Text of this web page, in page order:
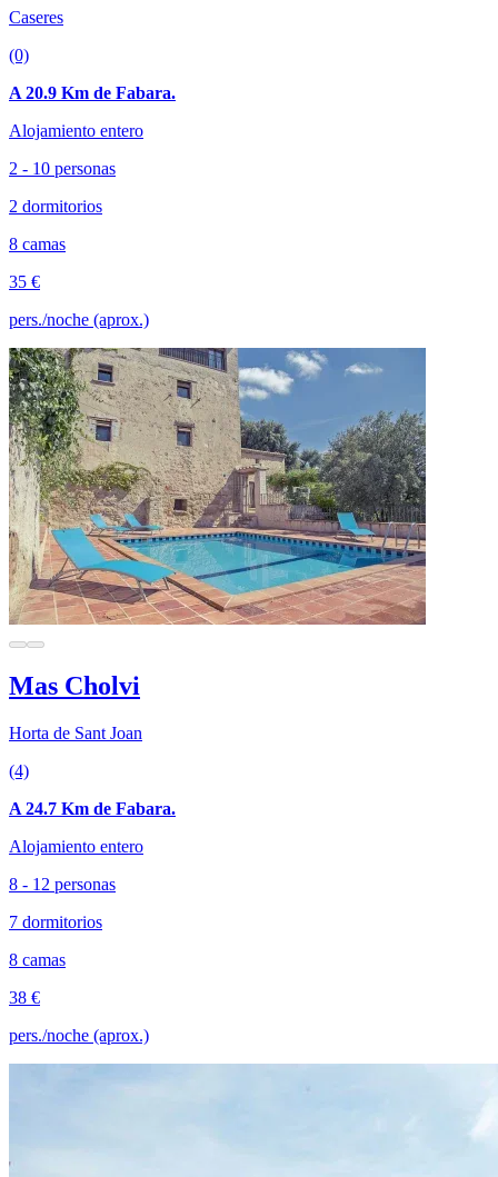
Caseres
(0)
A 20.9 Km de Fabara.
Alojamiento entero
2 - 10 personas
2 dormitorios
8 camas
35 €
pers./noche (aprox.)
Mas Cholvi
Horta de Sant Joan
(4)
A 24.7 Km de Fabara.
Alojamiento entero
8 - 12 personas
7 dormitorios
8 camas
38 €
pers./noche (aprox.)